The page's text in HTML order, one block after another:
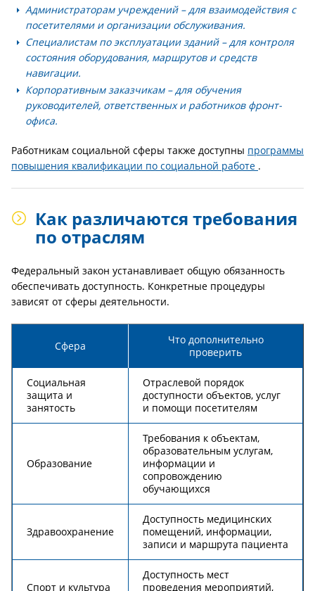
Администраторам учреждений– для взаимодействия с
посетителями и организации обслуживания.
Специалистам по эксплуатации зданий– для контроля
состояния оборудования, маршрутов и средств
навигации.
Корпоративным заказчикам– для обучения
руководителей, ответственных и работников фронт-
офиса.
Работникам социальной сферы также доступны программы
повышения квалификации по социальной работе .
Как различаются требования
по отраслям
Федеральный закон устанавливает общую обязанность
обеспечивать доступность. Конкретные процедуры
зависят от сферы деятельности.
Сфера
Что дополнительно
проверить
Социальная
защита и
занятость
Отраслевой порядок
доступности объектов, услуг
и помощи посетителям
Образование
Требования к объектам,
образовательным услугам,
информации и
сопровождению
обучающихся
Здравоохранение
Доступность медицинских
помещений, информации,
записи и маршрута пациента
Спорт и культура
Доступность мест
проведения мероприятий,